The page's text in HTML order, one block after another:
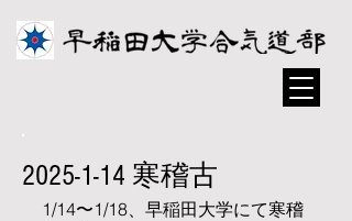
2025-1-14 寒稽古
1/14〜1/18、早稲田大学にて寒稽